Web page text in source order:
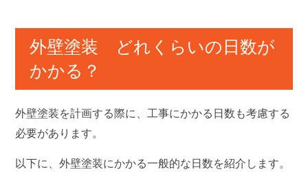
外壁塗装 どれくらいの日数が
かかる？
外壁塗装を計画する際に、工事にかかる日数も考慮する
必要があります。
以下に、外壁塗装にかかる一般的な日数を紹介します。